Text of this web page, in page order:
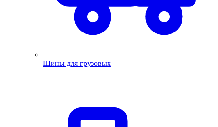
Шины для грузовых